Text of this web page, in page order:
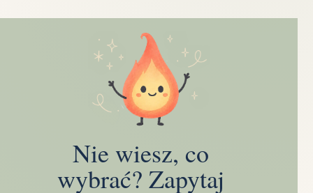
Nie wiesz, co
wybrać? Zapytaj